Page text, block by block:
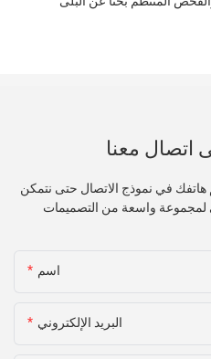
اتصال معنا
هاتفك في نموذج الاتصال حتى نتمكن
واسعة من التصميمات
اسم
البريد الإلكتروني